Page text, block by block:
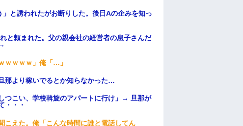
と誘われたがお断りした。後日Aの企みを知っ
と頼まれた。父の親会社の経営者の息子さんだ
ｗｗｗｗ」俺「…」
那より稼いでるとか知らなかった…
つこい、学校斡旋のアパートに行け」→ 旦那が
・・・
こえた。俺「こんな時間に誰と電話してん